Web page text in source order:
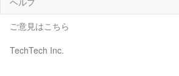
ご意見はこちら
TechTech Inc.